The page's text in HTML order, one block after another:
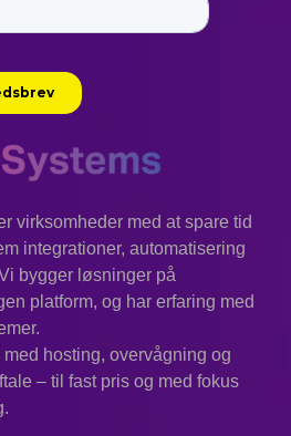
virksomheder med at spare tid
integrationer, automatisering
bygger løsninger på
platform, og har erfaring med
hosting, overvågning og
– til fast pris og med fokus